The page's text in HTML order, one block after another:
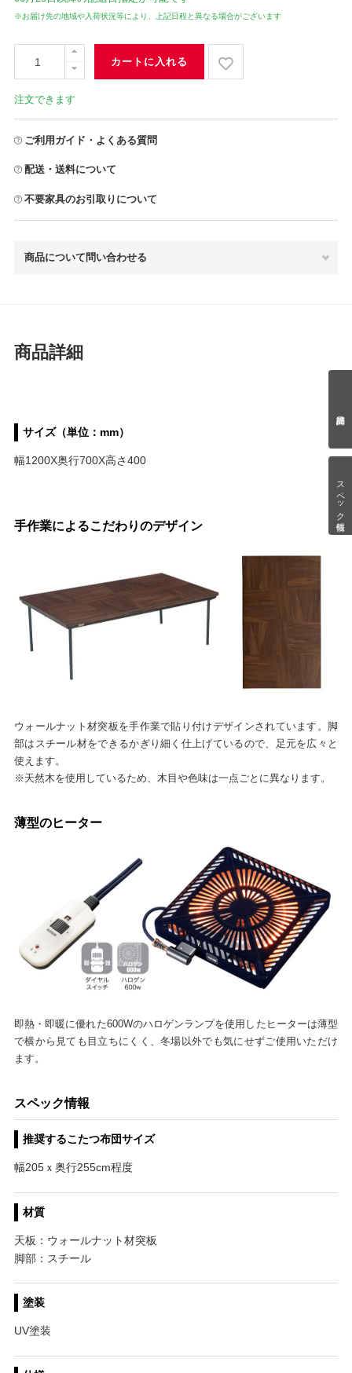
スペック情報
※お届け先の地域や入荷状況等により、上記日程と異なる場合がございます
カートに入れる
注文できます
ご利用ガイド・よくある質問
配送・送料について
不要家具のお引取りについて
商品について問い合わせる
商品詳細
サイズ（単位：mm）
幅1200X奥行700X高さ400
手作業によるこだわりのデザイン
ウォールナット材突板を手作業で貼り付けデザインされています。脚
部はスチール材をできるかぎり細く仕上げているので、足元を広々と
使えます。
※天然木を使用しているため、木目や色味は一点ごとに異なります。
薄型のヒーター
即熱・即暖に優れた600Wのハロゲンランプを使用したヒーターは薄型
で横から見ても目立ちにくく、冬場以外でも気にせずご使用いただけ
ます。
スペック情報
推奨するこたつ布団サイズ
幅205ｘ奥行255cm程度
材質
天板：ウォールナット材突板
脚部：スチール
塗装
UV塗装